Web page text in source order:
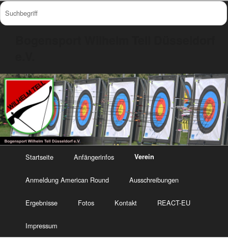
Startseite Anfängerinfos Verein
Anmeldung American Round Ausschreibungen
Ergebnisse Fotos Kontakt REACT-EU
Impressum